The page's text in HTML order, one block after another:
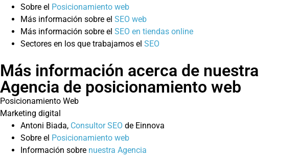
Sobre el Posicionamiento web
Más información sobre el SEO web
Más información sobre el SEO en tiendas online
Sectores en los que trabajamos el SEO
Más información acerca de nuestra
Agencia de posicionamiento web
Posicionamiento Web
Marketing digital
Antoni Biada, Consultor SEO de Einnova
Sobre el Posicionamiento web
Información sobre nuestra Agencia